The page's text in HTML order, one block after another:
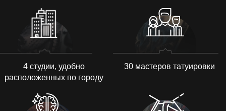
4 студии, удобно
расположенных по городу
30 мастеров татуировки